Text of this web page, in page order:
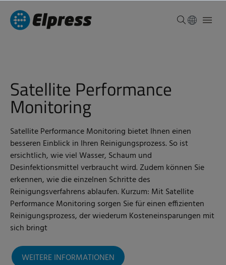
Satellite Performance
Monitoring
Satellite Performance Monitoring bietet Ihnen einen
besseren Einblick in Ihren Reinigungsprozess. So ist
ersichtlich, wie viel Wasser, Schaum und
Desinfektionsmittel verbraucht wird. Zudem können Sie
erkennen, wie die einzelnen Schritte des
Reinigungsverfahrens ablaufen. Kurzum: Mit Satellite
Performance Monitoring sorgen Sie für einen effizienten
Reinigungsprozess, der wiederum Kosteneinsparungen mit
sich bringt
WEITERE INFORMATIONEN